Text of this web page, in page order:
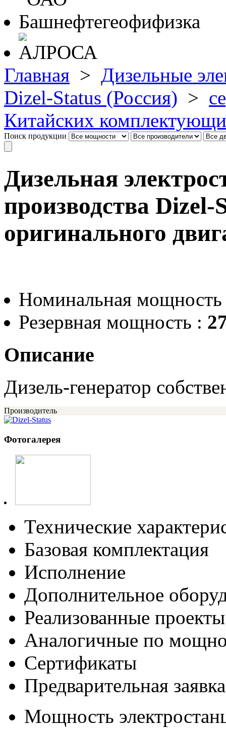
Главная > Дизельные
Dizel-Status (Россия) >
Китайских
Поиск продукции
Дизельная
производства Dizel-
оригинального
Номинальная
Резервная мощность :
Описание
Дизель-генератор
Производитель
Фотогалерея
Технические
Базовая комплектация
Исполнение
Дополнительное
Реализованные проекты
Аналогичные по
Сертификаты
Предварительная заявка
Мощность